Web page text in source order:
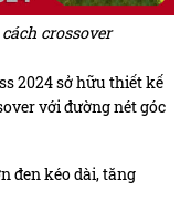
crossover
2024 sở hữu thiết kế
với đường nét góc
đen kéo dài, tăng